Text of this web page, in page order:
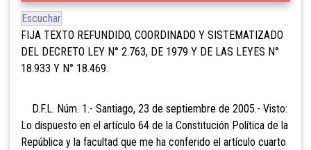
Escuchar
FIJA TEXTO REFUNDIDO, COORDINADO Y SISTEMATIZADO
DEL DECRETO LEY N° 2.763, DE 1979 Y DE LAS LEYES N°
18.933 Y N° 18.469.
D.F.L. Núm. 1.- Santiago, 23 de septiembre de 2005.- Visto:
Lo dispuesto en el artículo 64 de la Constitución Política de la
República y la facultad que me ha conferido el artículo cuarto